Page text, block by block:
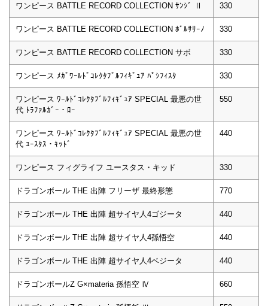
ワンピース BATTLE RECORD COLLECTION ｻﾝｼﾞ Ⅱ 330
ワンピース BATTLE RECORD COLLECTION ﾎﾞﾙｻﾘｰﾉ 330
ワンピース BATTLE RECORD COLLECTION サボ 330
ワンピース ﾒｶﾞﾜｰﾙﾄﾞｺﾚｸﾀﾌﾞﾙﾌｨｷﾞｭｱ ﾊﾟｼﾌｨｽﾀ 330
ワンピース ﾜｰﾙﾄﾞｺﾚｸﾀﾌﾞﾙﾌｨｷﾞｭｱ SPECIAL 最悪の世
代 ﾄﾗﾌｧﾙｶﾞｰ・ﾛｰ
550
ワンピース ﾜｰﾙﾄﾞｺﾚｸﾀﾌﾞﾙﾌｨｷﾞｭｱ SPECIAL 最悪の世
代 ﾕｰｽﾀｽ・ｷｯﾄﾞ
440
ワンピース フィグライフ ユースタス・キッド 330
ドラゴンボール THE 出陣 フリーザ 最終形態 770
ドラゴンボール THE 出陣 超サイヤ人4ゴジータ 440
ドラゴンボール THE 出陣 超サイヤ人4孫悟空 440
ドラゴンボール THE 出陣 超サイヤ人4ベジータ 440
ドラゴンボールZ G×materia 孫悟空 Ⅳ 660